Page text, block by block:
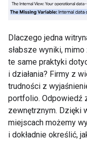
Dlaczego jedna
słabsze wyniki,
te same praktyki
i działania? Firmy z
trudności z
portfolio. Odpowiedź
zewnętrznym. Dzięki
miejscach możemy
i dokładnie określić,